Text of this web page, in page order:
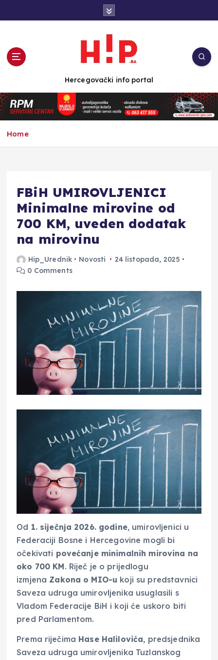
n
t
e
Hercegovački info portal
Home
FBiH UMIROVLJENICI
Minimalne mirovine od
700 KM, uveden dodatak
na mirovinu
Hip_Urednik Novosti
24 listopada, 2025
0 Comments
Od 1. siječnja 2026. godine, umirovljenici u
Federaciji Bosne i Hercegovine mogli bi
očekivati povećanje minimalnih mirovina na
oko 700 KM. Riječ je o prijedlogu
izmjena Zakona o MIO-u koji su predstavnici
Saveza udruga umirovljenika usuglasili s
Vladom Federacije BiH i koji će uskoro biti
pred Parlamentom.
Prema riječima Hase Halilovića, predsjednika
Saveza udruga umirovljenika Tuzlanskog